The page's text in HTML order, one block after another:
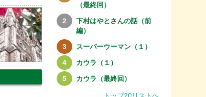
（最終回）
下村はやとさんの話（前
編）
スーパーウーマン（１）
カウラ（１）
カウラ（最終回）